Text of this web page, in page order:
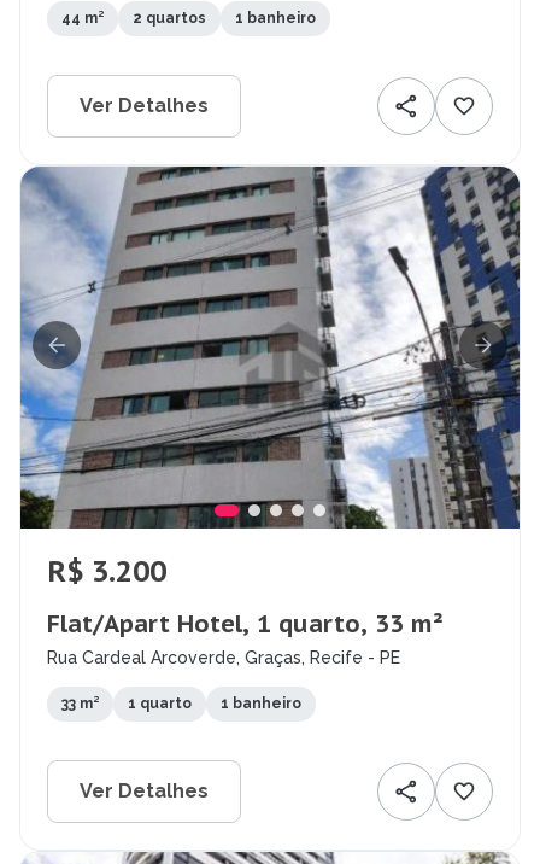
44 m² 2 quartos 1 banheiro
Ver Detalhes
R$ 3.200
Flat/Apart Hotel, 1 quarto, 33 m²
Rua Cardeal Arcoverde, Graças, Recife - PE
33 m² 1 quarto 1 banheiro
Ver Detalhes